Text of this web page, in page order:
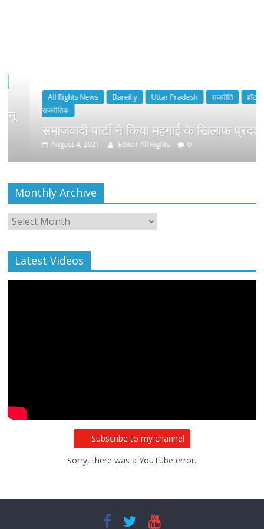
All Rights News Bareilly Uttar Pradesh राजनीति
हॉट
राजनीतिक
समाजवादी पार्टी ने किया महंगाई के खिलाफ प्रदर्शन
August 4, 2021 Editor All Rights 0
Monthly Archive
Monthly
Archive
Latest Videos
Subscribe to my channel
Sorry, there was a YouTube error.